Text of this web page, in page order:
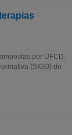
por UFCD.
(SIGO) do